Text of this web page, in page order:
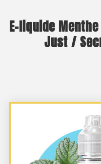
E-liquide
Just /